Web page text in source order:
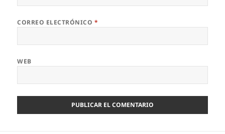
CORREO ELECTRÓNICO *
WEB